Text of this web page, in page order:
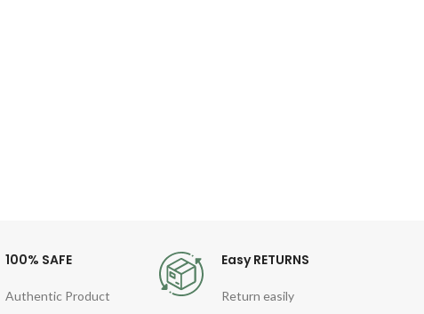
100% SAFE
Authentic Product
Easy RETURNS
Return easily